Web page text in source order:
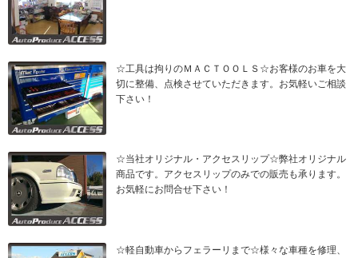
☆工具は拘りのＭＡＣＴＯＯＬＳ☆お客様のお車を大
切に整備、点検させていただきます。お気軽いご相談
下さい！
☆当社オリジナル・アクセスリップ☆弊社オリジナル
商品です。アクセスリップのみでの販売も承ります。
お気軽にお問合せ下さい！
☆軽自動車からフェラーリまで☆様々な車種を修理、